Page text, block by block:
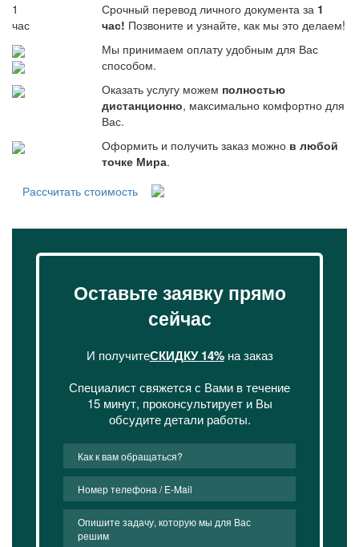
1
час
Срочный перевод личного документа за 1
час! Позвоните и узнайте, как мы это делаем!
Мы принимаем оплату удобным для Вас
способом.
Оказать услугу можем полностью
дистанционно, максимально комфортно для
Вас.
Оформить и получить заказ можно в любой
точке Мира.
Рассчитать стоимость
Оставьте заявку прямо
сейчас
И получитеСКИДКУ 14%на заказ
Специалист свяжется с Вами в течение
15 минут, проконсультирует и Вы
обсудите детали работы.